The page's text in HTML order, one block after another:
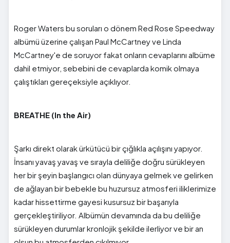
Roger Waters bu soruları o dönem Red Rose Speedway
albümü üzerine çalışan Paul McCartney ve Linda
McCartney'e de soruyor fakat onların cevaplarını albüme
dahil etmiyor, sebebini de cevaplarda komik olmaya
çalıştıkları gereçeksiyle açıklıyor.
BREATHE (In the Air)
Şarkı direkt olarak ürkütücü bir çığlıkla açılışını yapıyor.
İnsanı yavaş yavaş ve sırayla deliliğe doğru sürükleyen
her bir şeyin başlangıcı olan dünyaya gelmek ve gelirken
de ağlayan bir bebekle bu huzursuz atmosferi iliklerimize
kadar hissettirme gayesi kusursuz bir başarıyla
gerçekleştiriliyor. Albümün devamında da bu deliliğe
sürükleyen durumlar kronlojik şekilde ilerliyor ve bir an